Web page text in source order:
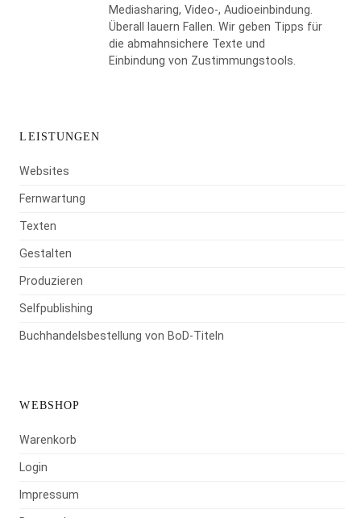
Mediasharing, Video-, Audioeinbindung.
Überall lauern Fallen. Wir geben Tipps für
die abmahnsichere Texte und
Einbindung von Zustimmungstools.
LEISTUNGEN
Websites
Fernwartung
Texten
Gestalten
Produzieren
Selfpublishing
Buchhandelsbestellung von BoD-Titeln
WEBSHOP
Warenkorb
Login
Impressum